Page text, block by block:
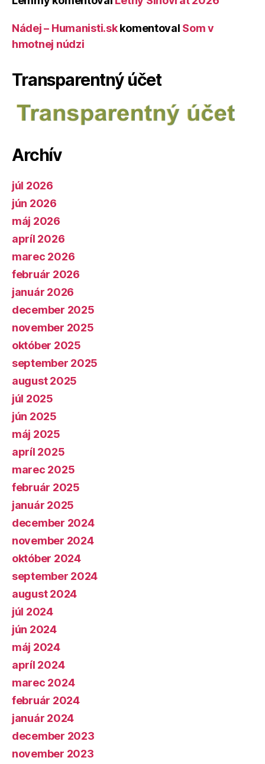
Nádej – Humanisti.skkomentoval Som v
hmotnej núdzi
Transparentný účet
Archív
júl 2026
jún 2026
máj 2026
apríl 2026
marec 2026
február 2026
január 2026
december 2025
november 2025
október 2025
september 2025
august 2025
júl 2025
jún 2025
máj 2025
apríl 2025
marec 2025
február 2025
január 2025
december 2024
november 2024
október 2024
september 2024
august 2024
júl 2024
jún 2024
máj 2024
apríl 2024
marec 2024
február 2024
január 2024
december 2023
november 2023